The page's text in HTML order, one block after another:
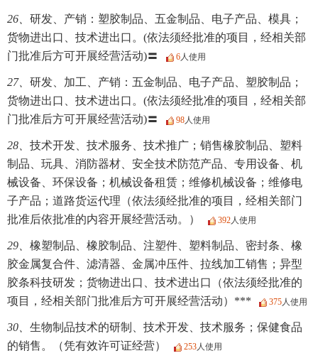
26、 研发、产销：塑胶制品、五金制品、电子产品、模具；
货物进出口、技术进出口。(依法须经批准的项目，经相关部
门批准后方可开展经营活动)〓
6人使用
27、 研发、加工、产销：五金制品、电子产品、塑胶制品；
货物进出口、技术进出口。(依法须经批准的项目，经相关部
门批准后方可开展经营活动)〓
98人使用
28、 技术开发、技术服务、技术推广；销售橡胶制品、塑料
制品、玩具、消防器材、安全技术防范产品、专用设备、机
械设备、环保设备；机械设备租赁；维修机械设备；维修电
子产品；道路货运代理（依法须经批准的项目，经相关部门
批准后依批准的内容开展经营活动。）
392人使用
29、 橡塑制品、橡胶制品、注塑件、塑料制品、密封条、橡
胶金属复合件、滤清器、金属冲压件、拉线加工销售；异型
胶条科技研发；货物进出口、技术进出口（依法须经批准的
项目，经相关部门批准后方可开展经营活动）***
375人使用
30、 生物制品技术的研制、技术开发、技术服务；保健食品
的销售。（凭有效许可证经营）
253人使用